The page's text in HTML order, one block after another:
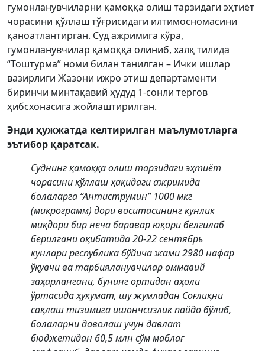
гумонланувчиларни қамоққа олиш тарзидаги эҳтиёт
чорасини қўллаш тўғрисидаги илтимосномасини
қаноатлантирган. Суд ажримига кўра,
гумонланувчилар қамоққа олиниб, халқ тилида
“Тоштурма” номи билан танилган – Ички ишлар
вазирлиги Жазони ижро этиш департаменти
биринчи минтақавий ҳудуд 1-сонли тергов
ҳибсхонасига жойлаштирилган.
Энди ҳужжатда келтирилган маълумотларга
эътибор қаратсак.
Суднинг қамоққа олиш тарзидаги эҳтиёт
чорасини қўллаш ҳақидаги ажримида
болаларга “Антиструмин” 1000 мкг
(микрограмм) дори воситасининг кунлик
миқдори бир неча баравар юқори белгилаб
берилгани оқибатида 20-22 сентябрь
кунлари республика бўйича жами 2980 нафар
ўқувчи ва тарбияланувчилар оммавий
заҳарлангани, бунинг ортидан аҳоли
ўртасида ҳукумат, шу жумладан Соғлиқни
сақлаш тизимига ишончсизлик пайдо бўлиб,
болаларни даволаш учун давлат
бюджетидан 60,5 млн сўм маблағ